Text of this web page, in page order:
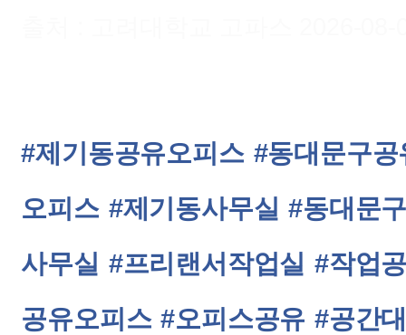
#제기동공유오피스 #동대문구
오피스 #제기동사무실 #동대문
사무실 #프리랜서작업실 #작업
공유오피스 #오피스공유 #공간